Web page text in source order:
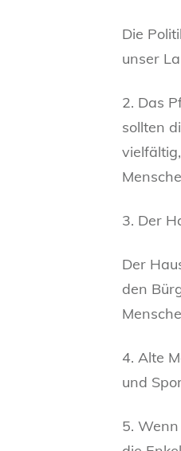
Die
unser
2. Das
sollten
3. Der
Der
den
4. Alte
und
5.